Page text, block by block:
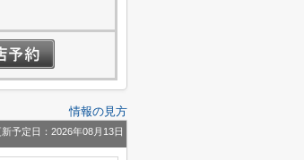
情報の見方
予定日：2026年08月13日